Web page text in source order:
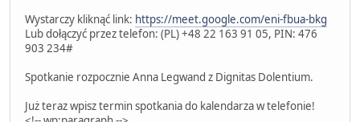
Wystarczy kliknąć link: https://meet.google.com/eni-fbua-bkg
Lub dołączyć przez telefon: ‪(PL) +48 22 163 91 05‬, PIN: ‪476
903 234‬#
Spotkanie rozpocznie Anna Legwand z Dignitas Dolentium.
Już teraz wpisz termin spotkania do kalendarza w telefonie!